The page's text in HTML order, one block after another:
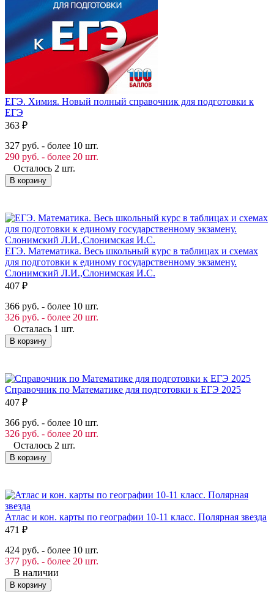
ЕГЭ. Химия. Новый полный справочник для подготовки к
ЕГЭ
363 ₽
327 руб. - более 10 шт.
290 руб. - более 20 шт.
Осталось 2 шт.
В корзину
ЕГЭ. Математика. Весь школьный курс в таблицах и схемах
для подготовки к единому государственному экзамену.
Слонимский Л.И.,Слонимская И.С.
407 ₽
366 руб. - более 10 шт.
326 руб. - более 20 шт.
Осталась 1 шт.
В корзину
Справочник по Математике для подготовки к ЕГЭ 2025
407 ₽
366 руб. - более 10 шт.
326 руб. - более 20 шт.
Осталось 2 шт.
В корзину
Атлас и кон. карты по географии 10-11 класс. Полярная звезда
471 ₽
424 руб. - более 10 шт.
377 руб. - более 20 шт.
В наличии
В корзину